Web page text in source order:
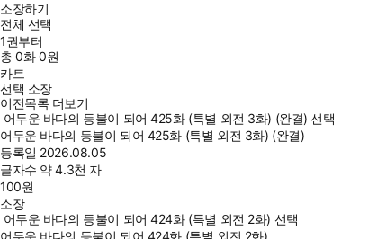
소장하기
전체 선택
1권부터
총0화0원
카트
선택 소장
이전목록 더보기
어두운 바다의 등불이 되어 425화 (특별 외전 3화) (완결) 선택
어두운 바다의 등불이 되어 425화 (특별 외전 3화) (완결)
등록일 2026.08.05
글자수 약 4.3천 자
100원
소장
어두운 바다의 등불이 되어 424화 (특별 외전 2화) 선택